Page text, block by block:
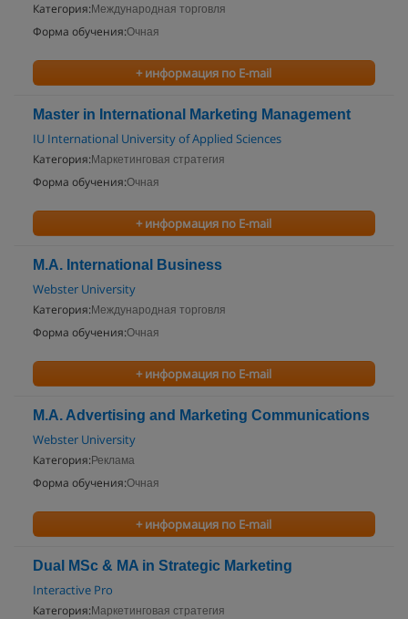
Категория: Международная торговля
Форма обучения:Очная
+ информация по E-mail
Master in International Marketing Management
IU International University of Applied Sciences
Категория: Маркетинговая стратегия
Форма обучения:Очная
+ информация по E-mail
M.A. International Business
Webster University
Категория: Международная торговля
Форма обучения:Очная
+ информация по E-mail
M.A. Advertising and Marketing Communications
Webster University
Категория: Реклама
Форма обучения:Очная
+ информация по E-mail
Dual MSc & MA in Strategic Marketing
Interactive Pro
Категория: Маркетинговая стратегия